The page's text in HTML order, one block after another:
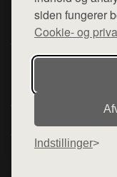
siden fungerer
Cookie- og
Indstillinger
Denne side er en del
hjemmesider med
diverse webshops.
varerne på lager.